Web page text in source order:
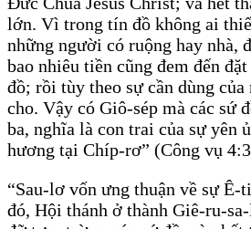
lớn. Vì trong tín đồ không ai
những người có ruộng hay nhà,
bao nhiêu tiền cũng đem đến
đồ; rồi tùy theo sự cần dùng
cho. Vậy có Giô-sép mà các sứ
ba, nghĩa là con trai của sự yên
hương tại Chíp-rơ” (Công vụ
“Sau-lơ vốn ưng thuận về sự
đó, Hội thánh ở thành Giê-ru-